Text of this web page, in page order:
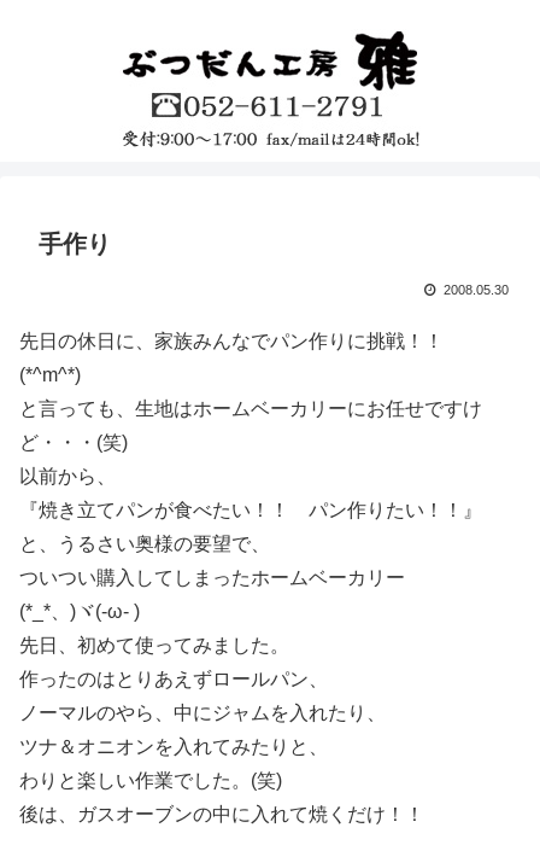
手作り
2008.05.30
先日の休日に、家族みんなでパン作りに挑戦！！
(*^m^*)
と言っても、生地はホームベーカリーにお任せですけ
ど・・・(笑)
以前から、
『焼き立てパンが食べたい！！ パン作りたい！！』
と、うるさい奥様の要望で、
ついつい購入してしまったホームベーカリー
(*_*、)ヾ(-ω- )
先日、初めて使ってみました。
作ったのはとりあえずロールパン、
ノーマルのやら、中にジャムを入れたり、
ツナ＆オニオンを入れてみたりと、
わりと楽しい作業でした。(笑)
後は、ガスオーブンの中に入れて焼くだけ！！